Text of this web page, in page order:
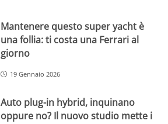
Mantenere questo super yacht è
una follia: ti costa una Ferrari al
giorno
19 Gennaio 2026
Auto plug-in hybrid, inquinano
oppure no? Il nuovo studio mette i